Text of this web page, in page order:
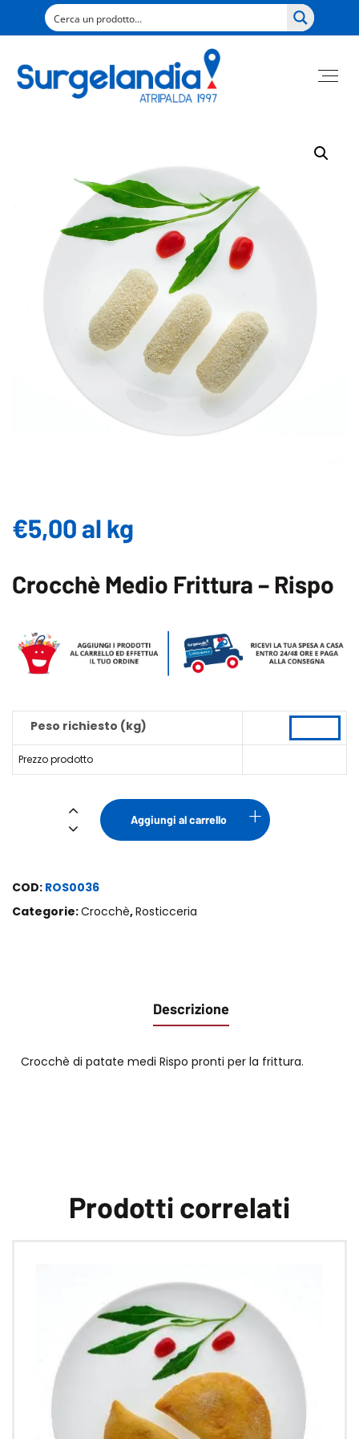
€5,00al kg
Crocchè Medio Frittura – Rispo
Peso richiesto (kg)
Prezzo prodotto
Rispo
quantità
Aggiungi al carrello
COD: ROS0036
Categorie:Crocchè,Rosticceria
Descrizione
Crocchè di patate medi Rispo pronti per la frittura.
Prodotti correlati